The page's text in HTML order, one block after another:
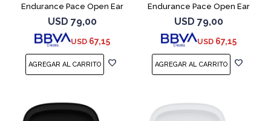
Endurance Pace Open Ear
Purpura
USD 79,00
USD 67,15
Endurance Pace Open Ear
Blanco
USD 79,00
USD 67,15